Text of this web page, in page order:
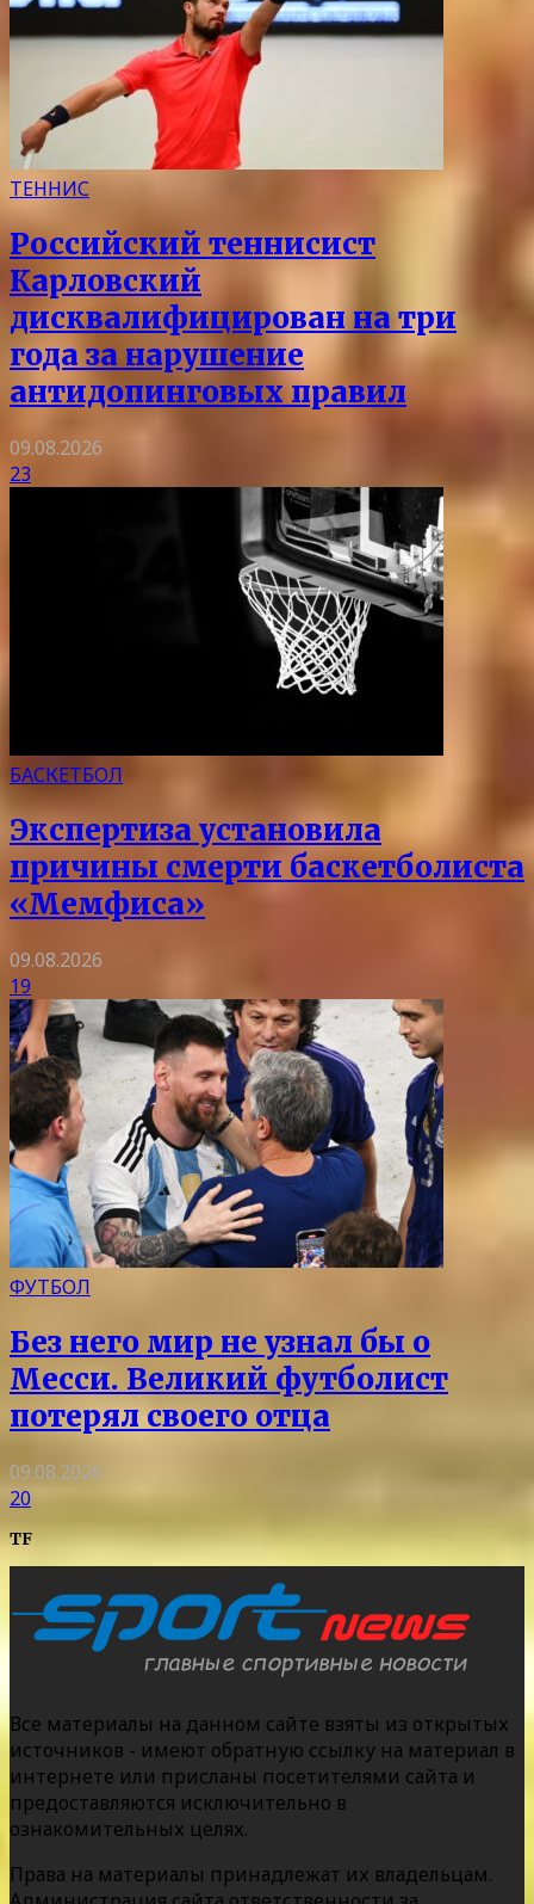
ТЕННИС
Российский теннисист
Карловский
дисквалифицирован на три
года за нарушение
антидопинговых правил
09.08.2026
23
БАСКЕТБОЛ
Экспертиза установила
причины смерти баскетболиста
«Мемфиса»
09.08.2026
19
ФУТБОЛ
Без него мир не узнал бы о
Месси. Великий футболист
потерял своего отца
09.08.2026
20
TF
Все материалы на данном сайте взяты из открытых
источников - имеют обратную ссылку на материал в
интернете или присланы посетителями сайта и
предоставляются исключительно в
ознакомительных целях.
Права на материалы принадлежат их владельцам.